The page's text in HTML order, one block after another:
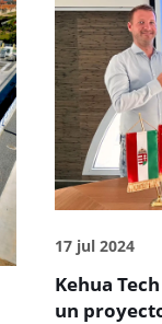
17 jul 2024
Kehua
un